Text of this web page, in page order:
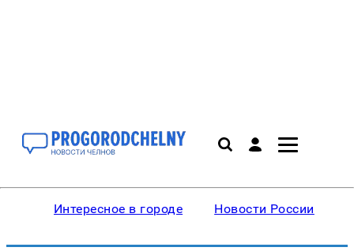
Интересное в городе Новости России